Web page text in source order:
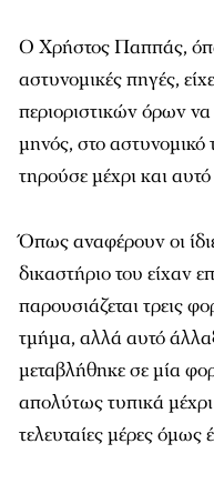
Ο Χρήστος Παππάς,
αστυνομικές πηγές,
περιοριστικών όρων
μηνός, στο
τηρούσε μέχρι και
Όπως αναφέρουν οι
δικαστήριο του είχαν
παρουσιάζεται τρεις
τμήμα, αλλά αυτό
μεταβλήθηκε σε μία
απολύτως τυπικά
τελευταίες μέρες όμως